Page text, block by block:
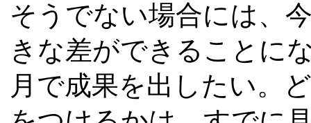
そうでない場合には、
きな差ができることに
月で成果を出したい。